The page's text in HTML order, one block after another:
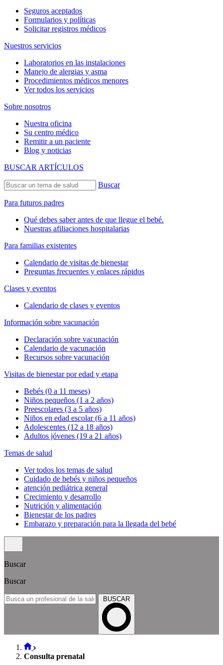
Seguros aceptados
Formularios y políticas
Solicitar registros médicos
Nuestros servicios
Laboratorios en las instalaciones
Manejo de alergias y asma
Procedimientos médicos menores
Ver todos los servicios
Sobre nosotros
Nuestra oficina
Su centro médico
Remitir a un paciente
Blog y noticias
BUSCAR ARTÍCULOS
Buscar
Para futuros padres
Qué debes saber antes de que llegue el bebé.
Nuestras afiliaciones hospitalarias
Para familias existentes
Calendario de visitas de bienestar
Preguntas frecuentes y enlaces rápidos
Clases y eventos
Calendario de clases y eventos
Información sobre vacunación
Declaración sobre vacunación
Calendario de vacunación
Recursos sobre vacunación
Visitas de bienestar por edad y etapa
Bebés (0 a 11 meses)
Niños pequeños (1 a 2 años)
Preescolares (3 a 5 años)
Niños en edad escolar (6 a 11 años)
Adolescentes (12 a 18 años)
Adultos jóvenes (19 a 21 años)
Temas de salud
Ver todos los temas de salud
Cuidado de bebés y niños pequeños
atención pediátrica general
Crecimiento y desarrollo
Nutrición y alimentación
Bienestar de los padres
Embarazo y preparación para la llegada del bebé
Buscar
Buscar
BUSCAR
Consulta prenatal